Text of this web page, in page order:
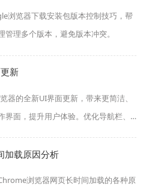
浏览器下载安装包版本控制技巧，帮
管理多个版本，避免版本冲突。
新
器的全新UI界面更新，带来更简洁、
界面，提升用户体验。优化导航栏、
加载原因分析
浏览器网页长时间加载的各种原